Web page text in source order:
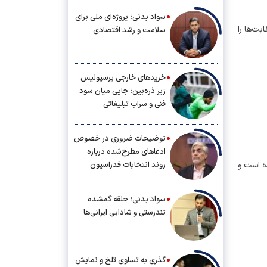
را
است و
سواد بدنی؛ پروژه‌ای ملی برای
سلامت و رشد اقتصادی
خریدهای خارجی پرسپولیس
زیر ذره‌بین؛ جایی میان سود
فنی و سراب تبلیغاتی
توضیحات ضروری در خصوص
ادعاهای مطرح‌شده درباره
روند انتخابات فدراسیون
سواد بدنی؛ حلقه گمشده
تندرستی و شادابی ایرانی‌ها
گذری به تساوی تلخ و نمایش